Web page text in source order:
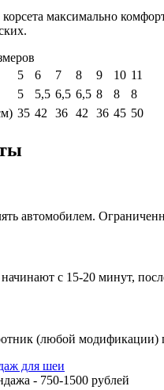
максимально
5 6 7 8 9 10 11
5 5,5 6,5 6,5 8 8
8
35 42 36 42 36 45 50
автомобилем.
с 15-20 минут,
(любой
- 750-1500 рублей